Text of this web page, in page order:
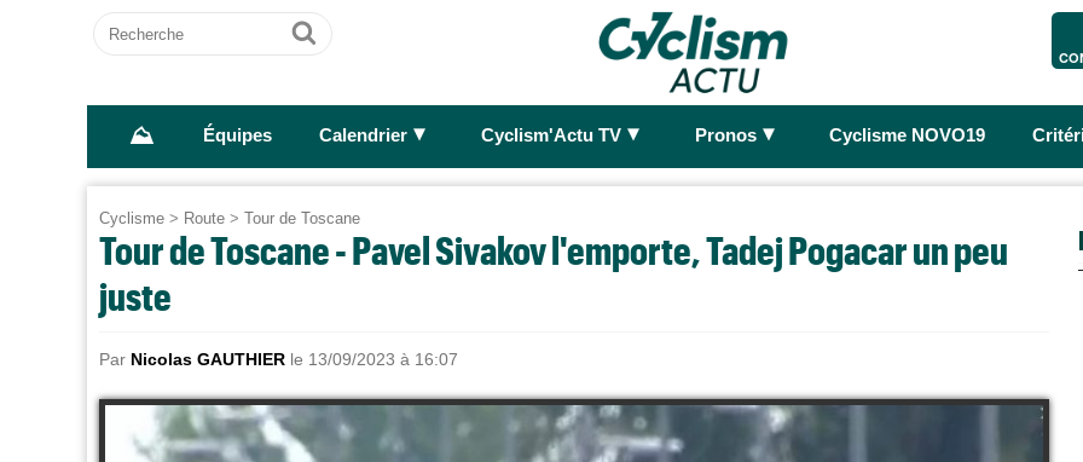
Recherche
Ok
⛰ Équipes Calendrier ► Cyclism'Actu TV ► Pronos ► Cyclisme NOVO19
Cyclisme > Route > Tour de Toscane
Tour de Toscane - Pavel Sivakov l'emporte, Tadej Pogacar un peu
juste
Par Nicolas GAUTHIER le 13/09/2023 à 16:07